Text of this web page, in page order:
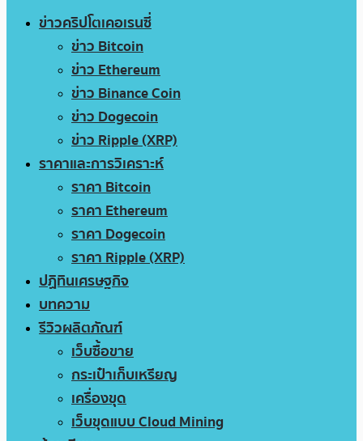
ข่าวคริปโตเคอเรนซี่
ข่าว Bitcoin
ข่าว Ethereum
ข่าว Binance Coin
ข่าว Dogecoin
ข่าว Ripple (XRP)
ราคาและการวิเคราะห์
ราคา Bitcoin
ราคา Ethereum
ราคา Dogecoin
ราคา Ripple (XRP)
ปฏิทินเศรษฐกิจ
บทความ
รีวิวผลิตภัณฑ์
เว็บซื้อขาย
กระเป๋าเก็บเหรียญ
เครื่องขุด
เว็บขุดแบบ Cloud Mining